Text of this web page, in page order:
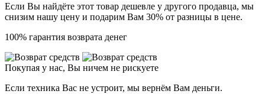
Если Вы найдёте этот товар дешевле у другого продавца, мы
снизим нашу цену и подарим Вам 30% от разницы в цене.
100% гарантия возврата денег
Покупая у нас, Вы ничем не рискуете
Если техника Вас не устроит, мы вернём Вам деньги.